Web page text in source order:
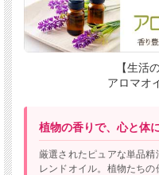
【生活
アロマオ
植物の香りで、心と体
厳選されたピュアな単品
レンドオイル。植物たち